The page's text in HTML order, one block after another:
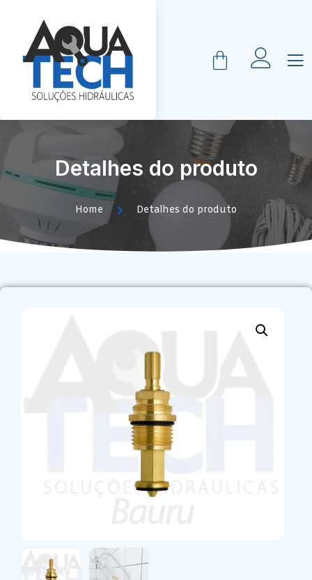
Detalhes do produto
Home Detalhes do produto